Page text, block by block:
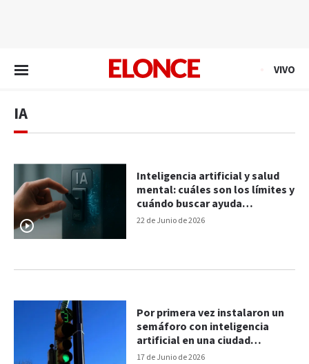
VIVO
IA
22 de Junio de 2026
Inteligencia artificial y salud
mental: cuáles son los límites y
cuándo buscar ayuda
profesional
17 de Junio de 2026
Por primera vez instalaron un
semáforo con inteligencia
artificial en una ciudad
argentina